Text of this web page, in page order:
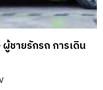
ดพื้นที่กิจกรรมจากภายในสู่
ที่ออกแบบนั้นมีส่วนสำคัญ
าน อีกทั้งช่องเจาะ
ดยังทำหน้าที่เป็นตัวเชื่อม
ไดทางขึ้นสู่ชั้น 2 เป็นรูป
ชายรักรถ การเดิน